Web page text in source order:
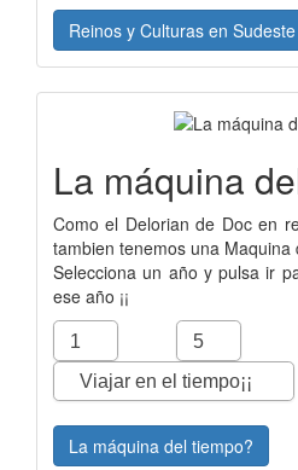
Reinos y Culturas en
La máquina
Como el Delorian de Doc en
tambien tenemos una Maquina
Selecciona un año y pulsa ir
ese año ¡¡
La máquina del tiempo?